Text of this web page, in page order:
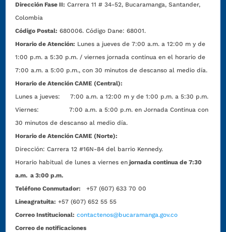
Dirección Fase II: Carrera 11 # 34-52, Bucaramanga, Santander,
Colombia
Código Postal: 680006. Código Dane: 68001.
Horario de Atención: Lunes a jueves de 7:00 a.m. a 12:00 m y de
1:00 p.m. a 5:30 p.m. / viernes jornada continua en el horario de
7:00 a.m. a 5:00 p.m., con 30 minutos de descanso al medio día.
Horario de Atención CAME (Central):
Lunes a jueves: 7:00 a.m. a 12:00 m y de 1:00 p.m. a 5:30 p.m.
Viernes: 7:00 a.m. a 5:00 p.m. en Jornada Continua con
30 minutos de descanso al medio día.
Horario de Atención CAME (Norte):
Dirección:Carrera 12 #16N-84 del barrio Kennedy.
Horario habitual de lunes a viernes en jornada continua de 7:30
a.m. a 3:00 p.m.
Teléfono Conmutador:
+57 (607) 633 70 00
Líneagratuita: +57 (607) 652 55 55
Correo Institucional: contactenos@bucaramanga.gov.co
Correo de notificaciones